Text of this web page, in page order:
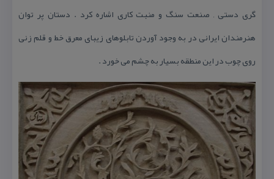
گری دستی , صنعت سنگ و منبت كاری اشاره كرد . دستان پر توان
هنرمندان ایرانی در به وجود آوردن تابلوهای زیبای معرق خط و قلم زنی
روی چوب در این منطقه بسیار به چشم می خورد .